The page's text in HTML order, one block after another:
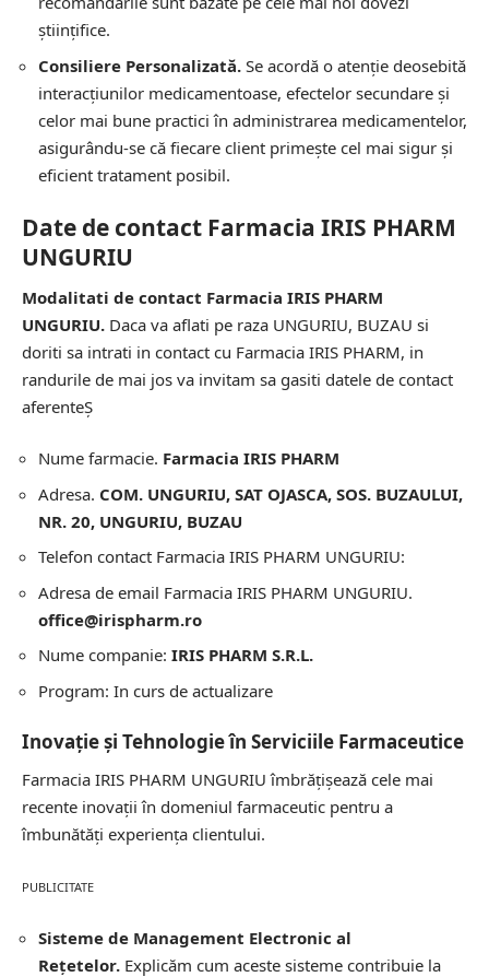
științifice.
Consiliere Personalizată. Se acordă o atenție deosebită
interacțiunilor medicamentoase, efectelor secundare și
celor mai bune practici în administrarea medicamentelor,
asigurându-se că fiecare client primește cel mai sigur și
eficient tratament posibil.
Date de contact Farmacia IRIS PHARM
UNGURIU
Modalitati de contact Farmacia IRIS PHARM
UNGURIU. Daca va aflati pe raza UNGURIU, BUZAU si
doriti sa intrati in contact cu Farmacia IRIS PHARM, in
randurile de mai jos va invitam sa gasiti datele de contact
aferenteȘ
Nume farmacie. Farmacia IRIS PHARM
Adresa. COM. UNGURIU, SAT OJASCA, SOS. BUZAULUI,
NR. 20, UNGURIU, BUZAU
Telefon contact Farmacia IRIS PHARM UNGURIU:
Adresa de email Farmacia IRIS PHARM UNGURIU.
office@irispharm.ro
Nume companie: IRIS PHARM S.R.L.
Program: In curs de actualizare
Inovație și Tehnologie în Serviciile Farmaceutice
Farmacia IRIS PHARM UNGURIU îmbrățișează cele mai
recente inovații în domeniul farmaceutic pentru a
îmbunătăți experiența clientului.
PUBLICITATE
Sisteme de Management Electronic al
Rețetelor. Explicăm cum aceste sisteme contribuie la